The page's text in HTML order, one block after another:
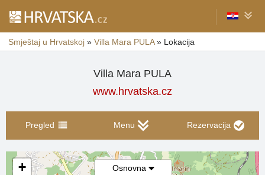
Smještaj u Hrvatskoj » Villa Mara PULA » Lokacija
Villa Mara PULA
www.hrvatska.cz
Pregled Menu Rezervacija
Osnovna
+